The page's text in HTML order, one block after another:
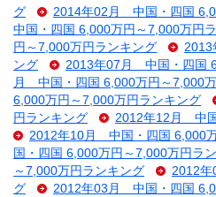
グ
2014年02月 中国・四国
中国・四国 6,000万円～7,000万円
円～7,000万円ランキング
2013
ング
2013年07月 中国・四国
月 中国・四国 6,000万円～7,000
6,000万円～7,000万円ランキング
円ランキング
2012年12月 中
2012年10月 中国・四国 6,000
国・四国 6,000万円～7,000万円ラ
～7,000万円ランキング
2012年
グ
2012年03月 中国・四国